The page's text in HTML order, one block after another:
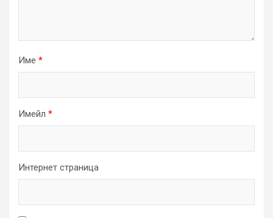
Име *
Имейл *
Интернет страница